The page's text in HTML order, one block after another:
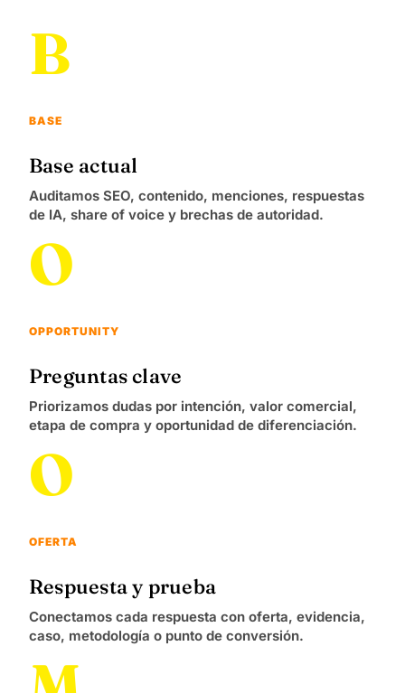
B
BASE
Base actual
Auditamos SEO, contenido, menciones, respuestas
de IA, share of voice y brechas de autoridad.
O
OPPORTUNITY
Preguntas clave
Priorizamos dudas por intención, valor comercial,
etapa de compra y oportunidad de diferenciación.
O
OFERTA
Respuesta y prueba
Conectamos cada respuesta con oferta, evidencia,
caso, metodología o punto de conversión.